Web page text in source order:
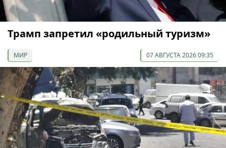
Трамп запретил «родильный туризм»
МИР 07 АВГУСТА 2026 09:35